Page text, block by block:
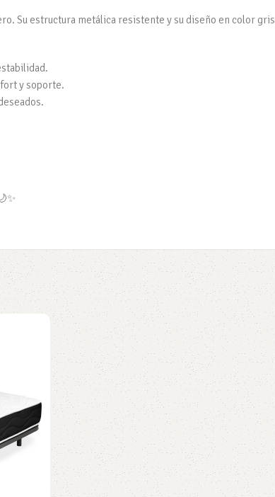
Su estructura metálica resistente y su diseño en color
y soporte.